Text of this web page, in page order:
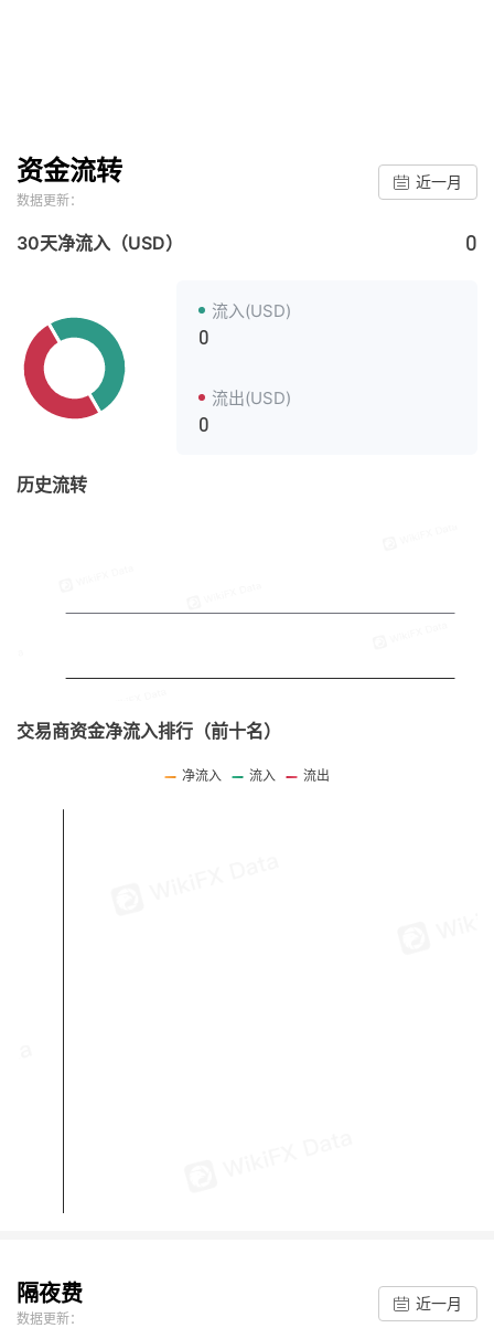
资金流转
数据更新：
近一月
30天净流入（USD） 0
流入(USD)
0
流出(USD)
0
历史流转
交易商资金净流入排行（前十名）
隔夜费
数据更新：
近一月